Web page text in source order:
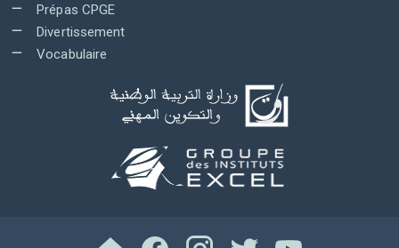
Prépas CPGE
Divertissement
Vocabulaire